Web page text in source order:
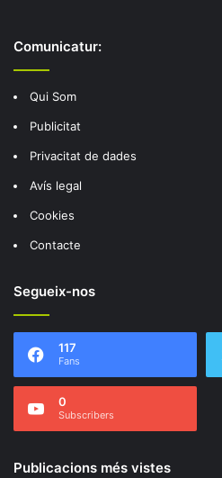
Comunicatur:
Qui Som
Publicitat
Privacitat de dades
Avís legal
Cookies
Contacte
Segueix-nos
117
Fans
0
Subscribers
Publicacions més vistes